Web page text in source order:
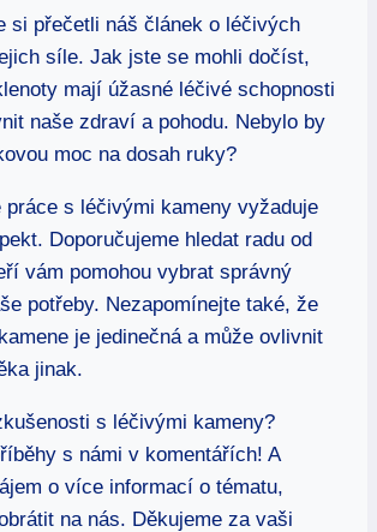
si přečetli náš článek o léčivých
síle. Jak jste se mohli dočíst,
mají úžasné léčivé schopnosti
naše zdraví a pohodu. Nebylo by
moc na dosah ruky?
práce s léčivými kameny vyžaduje
Doporučujeme hledat radu od
vám pomohou vybrat správný
potřeby. Nezapomínejte také, že
je jedinečná a může ovlivnit
jinak.
s léčivými kameny?
s námi v komentářích! A
o více informací o tématu,
na nás. Děkujeme za vaši